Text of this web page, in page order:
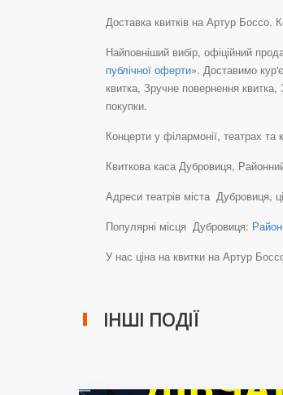
Доставка квитків на Артур Боссо.
Найповніший вибір, офіційний
публічної оферти». Доставимо
квитка, Зручне повернення
покупки.
Концерти у філармонії, театрах та
Квиткова каса Дубровиця,
Адреси театрів міста Дубровиця,
Популярні місця Дубровиця:
У нас ціна на квитки на Артур
ІНШІ ПОДІЇ